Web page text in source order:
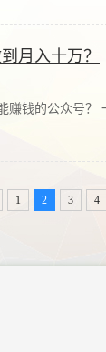
月入十万？
钱的公众号
1 2 3 4